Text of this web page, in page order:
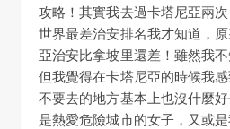
攻略！其實我去過卡塔尼亞兩
世界最差治安排名我才知道，
亞治安比拿坡里還差！雖然我
但我覺得在卡塔尼亞的時候我
不要去的地方基本上也沒什麼
是熱愛危險城市的女子，又或